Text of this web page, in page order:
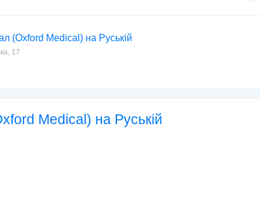
(Oxford Medical) на Руській
17
Medical) на Руській